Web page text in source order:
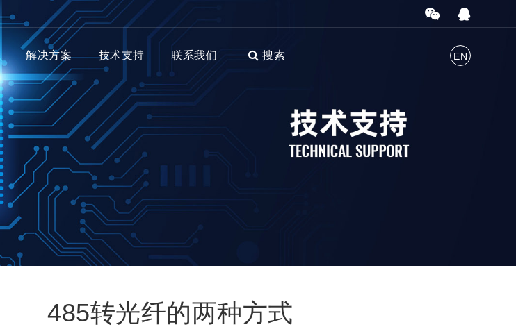
解决方案 技术支持 联系我们 搜索 EN
485转光纤的两种方式